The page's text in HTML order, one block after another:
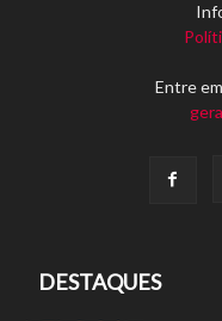
Entre
DESTAQUES